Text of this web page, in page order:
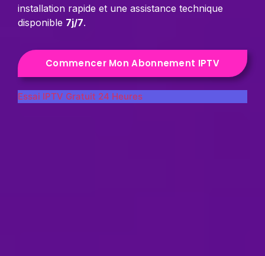
installation rapide et une assistance technique
disponible 7j/7.
Commencer Mon Abonnement IPTV
Essai IPTV Gratuit 24 Heures